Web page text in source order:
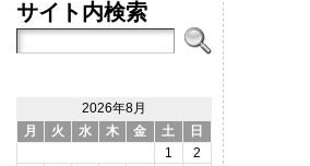
サイト内検索
2026年8月
月
火 水 木 金 土 日
1
2